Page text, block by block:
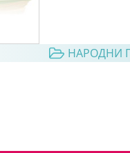
НАРОДНИ